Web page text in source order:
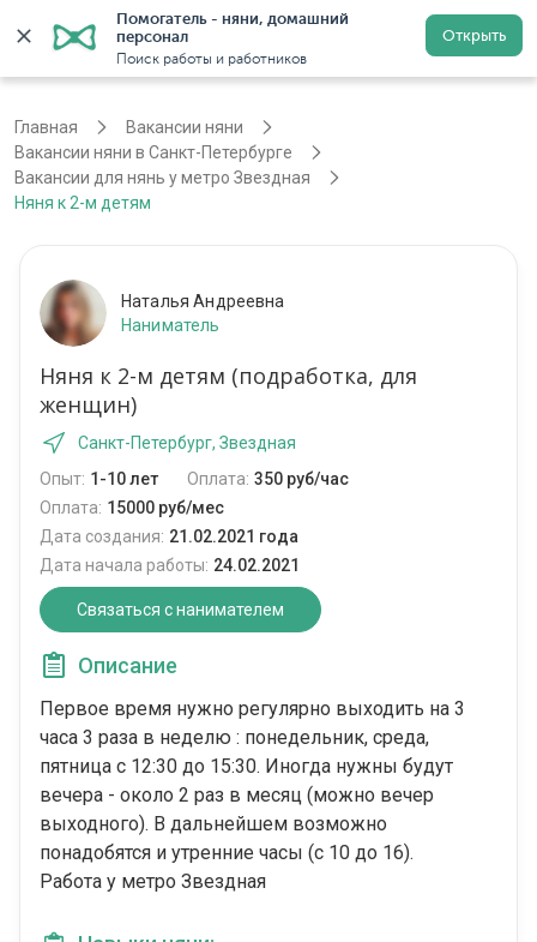
Помогатель - няни, домашний
персонал
Поиск работы и работников
Открыть
Санкт-Петербург Регистрация
Главная
Вакансии няни
Вакансии няни в Санкт-Петербурге
Вакансии для нянь у метро Звездная
Няня к 2-м детям
Наталья Андреевна
Наниматель
Няня к 2-м детям (подработка, для
женщин)
Санкт-Петербург, Звездная
Опыт: 1-10 лет Оплата: 350 руб/час
Оплата: 15000 руб/мес
Дата создания: 21.02.2021 года
Дата начала работы: 24.02.2021
Связаться с нанимателем
Описание
Первое время нужно регулярно выходить на 3
часа 3 раза в неделю : понедельник, среда,
пятница с 12:30 до 15:30. Иногда нужны будут
вечера - около 2 раз в месяц (можно вечер
выходного). В дальнейшем возможно
понадобятся и утренние часы (с 10 до 16).
Работа у метро Звездная